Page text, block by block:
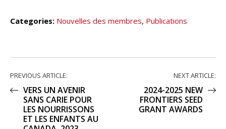
Categories: Nouvelles des membres, Publications
PREVIOUS ARTICLE:
VERS UN AVENIR
SANS CARIE POUR
LES NOURRISSONS
ET LES ENFANTS AU
NEXT ARTICLE:
2024-2025 NEW
FRONTIERS SEED
GRANT AWARDS